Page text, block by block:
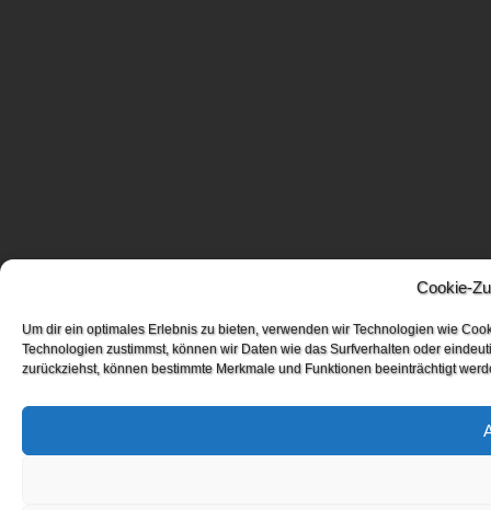
Cookie-
Um dir ein optimales Erlebnis zu bieten, verwenden wir Technologien wie
Technologien zustimmst, können wir Daten wie das Surfverhalten oder
zurückziehst, können bestimmte Merkmale und Funktionen beeinträchtigt